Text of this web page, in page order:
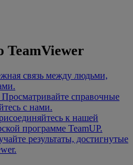
TeamViewer
связь между людьми,
Просматривайте справочные
с нами.
к нашей
программе TeamUP.
результаты, достигнутые